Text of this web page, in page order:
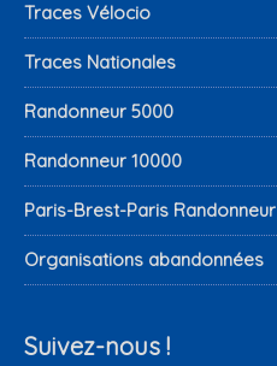
Traces Vélocio
Traces Nationales
Randonneur 5000
Randonneur 10000
Paris-Brest-Paris Randonneur
Organisations abandonnées
Suivez-nous !